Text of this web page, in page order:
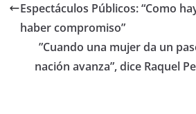
Espectáculos Públicos: “Como
haber compromiso”
”Cuando una mujer da un
nación avanza”, dice Raquel